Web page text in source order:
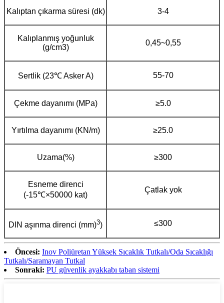
Kalıptan çıkarma süresi (dk) 3-4
Kalıplanmış yoğunluk
(g/cm3)
0,45~0,55
Sertlik (23℃ Asker A) 55-70
Çekme dayanımı (MPa) ≥5.0
Yırtılma dayanımı (KN/m) ≥25.0
Uzama(%) ≥300
Esneme direnci
(-15℃×50000 kat)
Çatlak yok
DIN aşınma direnci (mm)3) ≤300
Öncesi: Inov Poliüretan Yüksek Sıcaklık Tutkalı/Oda Sıcaklığı
Tutkalı/Saramayan Tutkal
Sonraki: PU güvenlik ayakkabı taban sistemi